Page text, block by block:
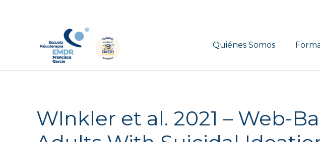
Quiénes Somos
WInkler et al. 2021 – Web-